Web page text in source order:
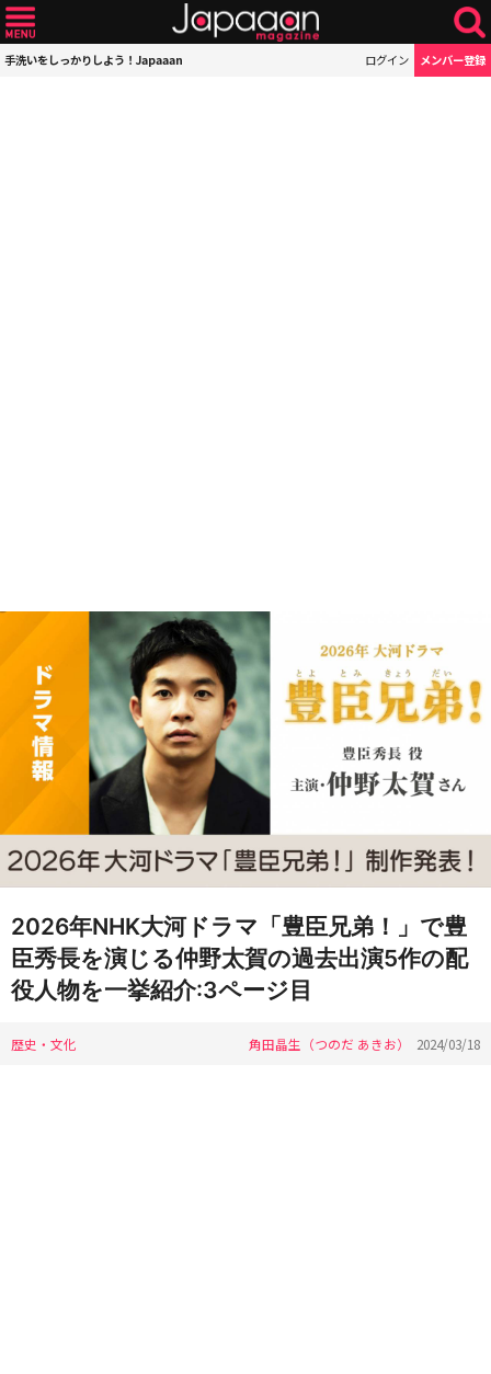
手洗いをしっかりしよう！Japaaan ログイン メンバー登録
2026年NHK大河ドラマ「豊臣兄弟！」で豊
臣秀長を演じる仲野太賀の過去出演5作の配
役人物を一挙紹介:3ページ目
歴史・文化 角田晶生（つのだ あきお） 2024/03/18